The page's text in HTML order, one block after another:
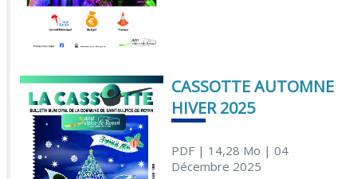
CASSOTTE AUTOMNE
HIVER 2025
PDF| 14,28 Mo | 04
Décembre 2025